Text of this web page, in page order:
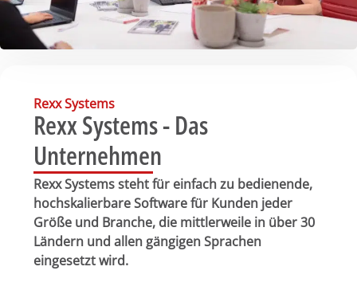
Rexx Systems
Rexx Systems - Das
Unternehmen
Rexx Systems steht für einfach zu bedienende,
hochskalierbare Software für Kunden jeder
Größe und Branche, die mittlerweile in über 30
Ländern und allen gängigen Sprachen
eingesetzt wird.